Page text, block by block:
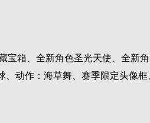
宝箱、全新角色圣光天使、全新
动作：海草舞、赛季限定头像